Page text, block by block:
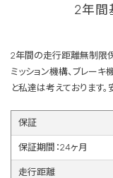
2年間
2年間の走行距離無制限保
ミッション機構、ブレー
と私達は考えております
保証
保証期間：24ヶ月
走行距離